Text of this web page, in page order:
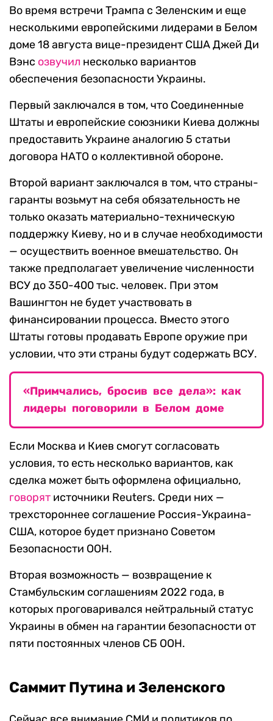
Во время встречи Трампа с Зеленским и еще
несколькими европейскими лидерами в Белом
доме 18 августа вице-президент США Джей Ди
Вэнс озвучил несколько вариантов
обеспечения безопасности Украины.
Первый заключался в том, что Соединенные
Штаты и европейские союзники Киева должны
предоставить Украине аналогию 5 статьи
договора НАТО о коллективной обороне.
Второй вариант заключался в том, что страны-
гаранты возьмут на себя обязательность не
только оказать материально-техническую
поддержку Киеву, но и в случае необходимости
— осуществить военное вмешательство. Он
также предполагает увеличение численности
ВСУ до 350-400 тыс. человек. При этом
Вашингтон не будет участвовать в
финансировании процесса. Вместо этого
Штаты готовы продавать Европе оружие при
условии, что эти страны будут содержать ВСУ.
«Примчались, бросив все дела»: как
лидеры поговорили в Белом доме
Если Москва и Киев смогут согласовать
условия, то есть несколько вариантов, как
сделка может быть оформлена официально,
говорят источники Reuters. Среди них —
трехстороннее соглашение Россия-Украина-
США, которое будет признано Советом
Безопасности ООН.
Вторая возможность — возвращение к
Стамбульским соглашениям 2022 года, в
которых проговаривался нейтральный статус
Украины в обмен на гарантии безопасности от
пяти постоянных членов СБ ООН.
Саммит Путина и Зеленского